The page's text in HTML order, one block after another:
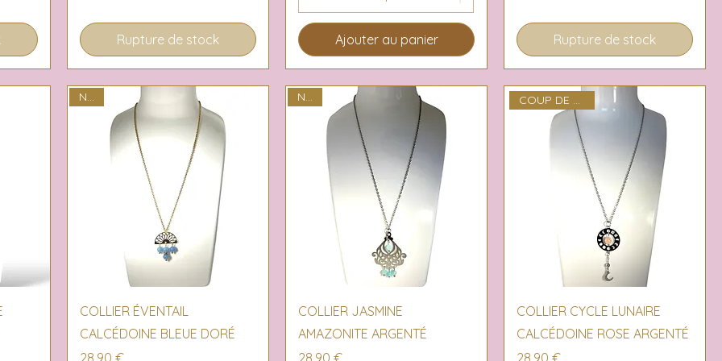
Rupture de stock Ajouter au panier Rupture de stock
Aperçu rapide
NEW
COLLIER ÉVENTAIL
CALCÉDOINE BLEUE DORÉ
Prix
28,90 €
Aperçu rapide
NEW
COLLIER JASMINE
AMAZONITE ARGENTÉ
Prix
28,90 €
Aperçu rapide
COLLIER CYCLE LUNAIRE
CALCÉDOINE ROSE ARGENTÉ
Prix
28,90 €